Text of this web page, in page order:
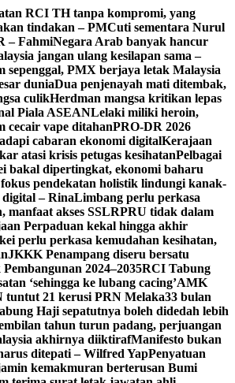
RCI TH tanpa kompromi, yang
tindakan – PMCuti sementara Nurul
– FahmiNegara Arab banyak hancur
jangan ulang kesilapan sama –
sepenggal, PMX berjaya letak Malaysia
duniaDua penjenayah mati ditembak,
culikHerdman mangsa kritikan lepas
Piala ASEANLelaki miliki heroin,
cecair vape ditahanPRO-DR 2026
cabaran ekonomi digitalKerajaan
atasi krisis petugas kesihatanPelbagai
bakal dipertingkat, ekonomi baharu
pendekatan holistik lindungi kanak-
– RinaLimbang perlu perkasa
manfaat akses SSLRPRU tidak dalam
Perpaduan kekal hingga akhir
perlu perkasa kemudahan kesihatan,
JKKK Penampang diseru bersatu
2024–2035RCI Tabung
‘sehingga ke lubang cacing’AMK
tuntut 21 kerusi PRN Melaka33 bulan
Haji sepatutnya boleh didedah lebih
tahun turun padang, perjuangan
akhirnya diiktirafManifesto bukan
ditepati – Wilfred YapPenyatuan
kemakmuran berterusan Bumi